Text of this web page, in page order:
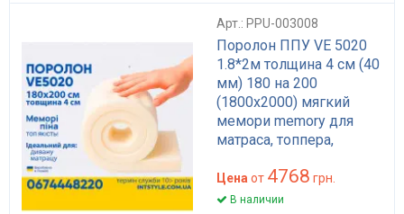
Арт.: PPU-003008
Поролон ППУ VE 5020
1.8*2м толщина 4 см (40
мм) 180 на 200
(1800х2000) мягкий
мемори memory для
матраса, топпера,
Цена от 4768 грн.
В наличии